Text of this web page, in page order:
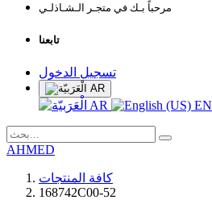
مرحباً بـك في متجـر الـشـاذلـي
تابعنا
تسجيل الدخول
AR
AR EN
AHMED
كافة المنتجات
168742C00-52